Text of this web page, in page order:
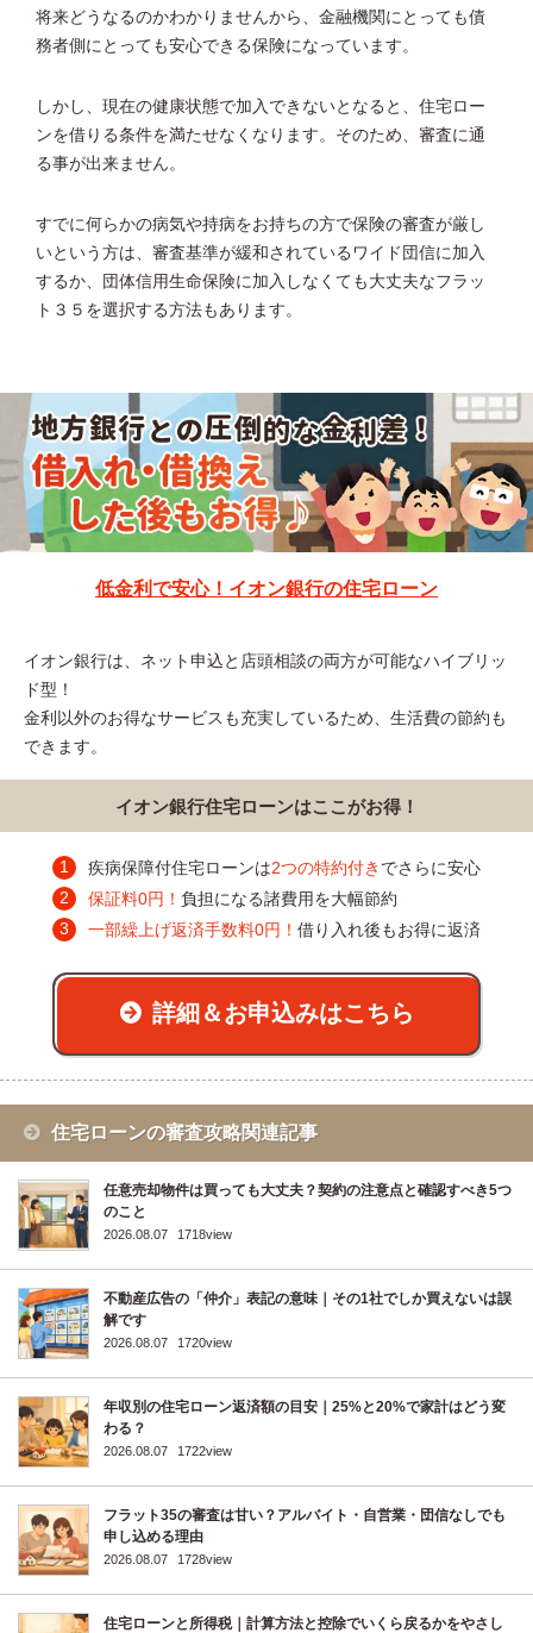
将来どうなるのかわかりませんから、金融機関にとっても債
務者側にとっても安心できる保険になっています。
しかし、現在の健康状態で加入できないとなると、住宅ロー
ンを借りる条件を満たせなくなります。そのため、審査に通
る事が出来ません。
すでに何らかの病気や持病をお持ちの方で保険の審査が厳し
いという方は、審査基準が緩和されているワイド団信に加入
するか、団体信用生命保険に加入しなくても大丈夫なフラッ
ト３５を選択する方法もあります。
低金利で安心！イオン銀行の住宅ローン
イオン銀行は、ネット申込と店頭相談の両方が可能なハイブリッ
ド型！
金利以外のお得なサービスも充実しているため、生活費の節約も
できます。
イオン銀行住宅ローンはここがお得！
疾病保障付住宅ローンは2つの特約付き でさらに安心
保証料0円！ 負担になる諸費用を大幅節約
一部繰上げ返済手数料0円！ 借り入れ後もお得に返済
詳細＆お申込みはこちら
住宅ローンの審査攻略関連記事
任意売却物件は買っても大丈夫？契約の注意点と確認すべき5つ
のこと
2026.08.07 1718view
不動産広告の「仲介」表記の意味｜その1社でしか買えないは誤
解です
2026.08.07 1720view
年収別の住宅ローン返済額の目安｜25%と20%で家計はどう変
わる？
2026.08.07 1722view
フラット35の審査は甘い？アルバイト・自営業・団信なしでも
申し込める理由
2026.08.07 1728view
住宅ローンと所得税｜計算方法と控除でいくら戻るかをやさし